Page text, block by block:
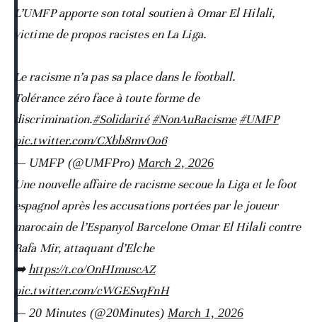
L’UMFP apporte son total soutien à Omar El Hilali,
victime de propos racistes en La Liga.
Le racisme n’a pas sa place dans le football.
Tolérance zéro face à toute forme de
discrimination.#Solidarité #NonAuRacisme #UMFP
pic.twitter.com/CXbb8mvOo6
— UMFP (@UMFPro) March 2, 2026
Une nouvelle affaire de racisme secoue la Liga et le foot
espagnol après les accusations portées par le joueur
marocain de l’Espanyol Barcelone Omar El Hilali contre
Rafa Mir, attaquant d’Elche
➡️https://t.co/OnHImuscAZ
pic.twitter.com/cWGESvqFnH
— 20 Minutes (@20Minutes) March 1, 2026